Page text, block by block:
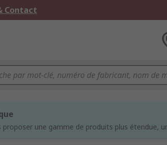
Contact
une gamme de produits plus étendue,